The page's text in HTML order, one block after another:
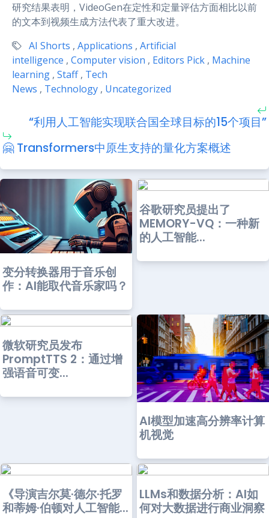
研究结果表明，VideoGen在定性和定量评估方面相比以前
的文本到视频生成方法代表了重大改进。
AI Shorts , Applications , Artificial
intelligence , Computer vision , Editors Pick , Machine
learning , Staff , Tech
News , Technology , Uncategorized
“利用人工智能实现联合国全球目标的15个项目”
🤗 Transformers中原生支持的量化方案概述
变分转换器用于音乐创
作：AI能取代音乐家吗？
谷歌研究员提出了
MEMORY-VQ：一种新
的人工智能...
微软研究员发布
PromptTTS 2：通过增
强语音可变...
AI模型加速高分辨率计算
机视觉
《导演吉尔莫·德尔·托罗
和蒂姆·伯顿对人工智能...
LLMs和数据分析：AI如
何对大数据进行商业洞察